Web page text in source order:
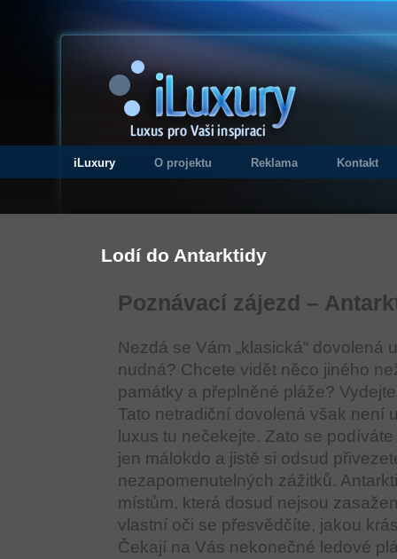
iLuxury O projektu Reklama Kontakt
Lodí do Antarktidy
Poznávací zájezd –
Nezdá se Vám „klasická“ dovolená
nudná? Chcete vidět něco jiného
památky a přeplněné pláže?
Tato netradiční dovolená však není
luxus tu nečekejte. Zato se
jen málokdo a jistě si odsud
nezapomenutelných zážitků.
místům, která dosud nejsou
vlastní oči se přesvědčíte, jakou
Čekají na Vás nekonečné ledové